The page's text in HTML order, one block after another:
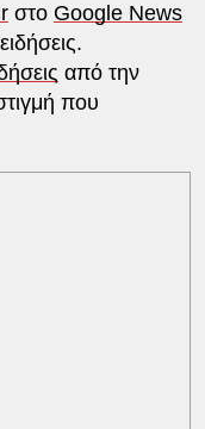
στο Google News
από την
που